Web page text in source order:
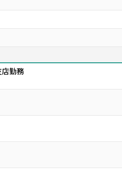
店勤務